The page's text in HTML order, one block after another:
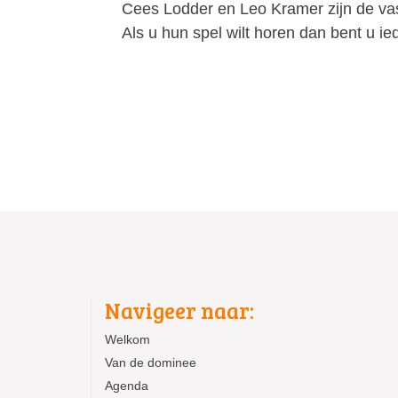
Cees Lodder en Leo Kramer zijn de
Als u hun spel wilt horen dan bent u
Navigeer naar:
Welkom
Van de dominee
Agenda